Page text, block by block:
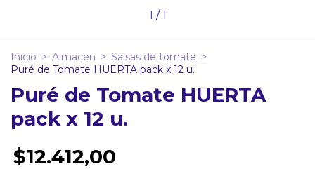
1 /1
Inicio > Almacén > Salsas de tomate >
Puré de Tomate HUERTA pack x 12 u.
Puré de Tomate HUERTA
pack x 12 u.
$12.412,00